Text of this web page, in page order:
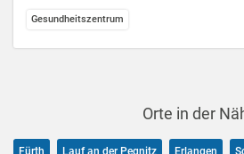
Gesundheitszentrum
Orte in der
Fürth Lauf an der Pegnitz Erlangen